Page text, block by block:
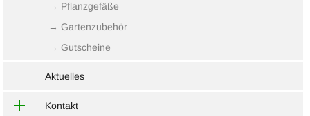
→ Pflanzgefäße
→ Gartenzubehör
→ Gutscheine
Aktuelles
Kontakt